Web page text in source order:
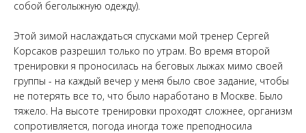
собой беголыжную одежду).
Этой зимой наслаждаться спусками мой тренер Сергей
Корсаков разрешил только по утрам. Во время второй
тренировки я проносилась на беговых лыжах мимо своей
группы - на каждый вечер у меня было свое задание, чтобы
не потерять все то, что было наработано в Москве. Было
тяжело. На высоте тренировки проходят сложнее, организм
сопротивляется, погода иногда тоже преподносила